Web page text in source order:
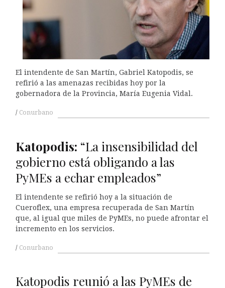
El intendente de San Martín, Gabriel Katopodis, se
refirió a las amenazas recibidas hoy por la
gobernadora de la Provincia, María Eugenia Vidal.
Conurbano
Katopodis: “La insensibilidad del
gobierno está obligando a las
PyMEs a echar empleados”
El intendente se refirió hoy a la situación de
Cueroflex, una empresa recuperada de San Martín
que, al igual que miles de PyMEs, no puede afrontar el
incremento en los servicios.
Conurbano
Katopodis reunió a las PyMEs de